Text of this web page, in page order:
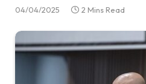
04/04/2025 2 Mins Read